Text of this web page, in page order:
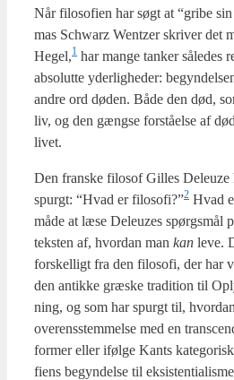
Når filo­so­fi­en har søgt at “gri­be
mas Schwarz Wentzer skri­ver det
Hegel,1 har man­ge tan­ker såle­des
abso­lut­te yder­lig­he­der:
andre ord døden. Både den død,
liv, og den gængse for­stå­el­se af
livet.
Den fran­ske filo­sof Gil­les Deleuze
spurgt: “Hvad er filosofi?”2 Hvad
måde at læse Deleuzes spørgs­mål
tek­sten af, hvor­dan man kan leve.
for­skel­ligt fra den filo­so­fi, der har
den antik­ke græ­ske tra­di­tion til
ning, og som har spurgt til,
over­ens­stem­mel­se med en
for­mer eller iføl­ge Kants
fi­ens begyn­del­se til